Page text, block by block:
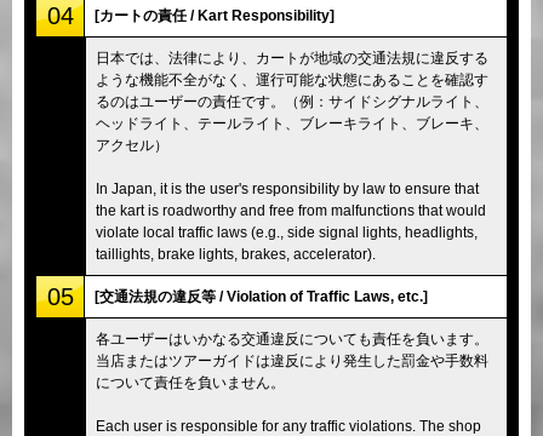
04 [カートの責任 / Kart Responsibility]
日本では、法律により、カートが地域の交通法規に違反する
ような機能不全がなく、運行可能な状態にあることを確認す
るのはユーザーの責任です。（例：サイドシグナルライト、
ヘッドライト、テールライト、ブレーキライト、ブレーキ、
アクセル）
In Japan, it is the user's responsibility by law to ensure that
the kart is roadworthy and free from malfunctions that would
violate local traffic laws (e.g., side signal lights, headlights,
taillights, brake lights, brakes, accelerator).
05 [交通法規の違反等 / Violation of Traffic Laws, etc.]
各ユーザーはいかなる交通違反についても責任を負います。
当店またはツアーガイドは違反により発生した罰金や手数料
について責任を負いません。
Each user is responsible for any traffic violations. The shop